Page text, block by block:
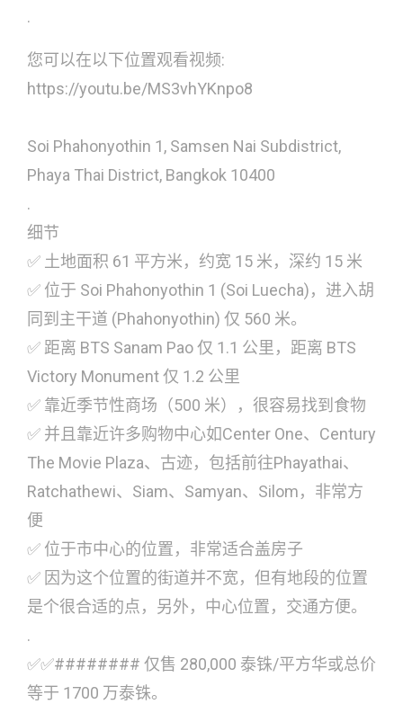
.
您可以在以下位置观看视频:
https://youtu.be/MS3vhYKnpo8
Soi Phahonyothin 1, Samsen Nai Subdistrict,
Phaya Thai District, Bangkok 10400
.
细节
✅ 土地面积 61 平方米，约宽 15 米，深约 15 米
✅ 位于 Soi Phahonyothin 1 (Soi Luecha)，进入胡
同到主干道 (Phahonyothin) 仅 560 米。
✅ 距离 BTS Sanam Pao 仅 1.1 公里，距离 BTS
Victory Monument 仅 1.2 公里
✅ 靠近季节性商场（500 米），很容易找到食物
✅ 并且靠近许多购物中心如Center One、Century
The Movie Plaza、古迹，包括前往Phayathai、
Ratchathewi、Siam、Samyan、Silom，非常方
便
✅ 位于市中心的位置，非常适合盖房子
✅ 因为这个位置的街道并不宽，但有地段的位置
是个很合适的点，另外，中心位置，交通方便。
.
✅✅######## 仅售 280,000 泰铢/平方华或总价
等于 1700 万泰铢。